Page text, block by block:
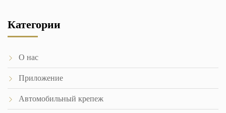
Категории
О нас
Приложение
Автомобильный крепеж